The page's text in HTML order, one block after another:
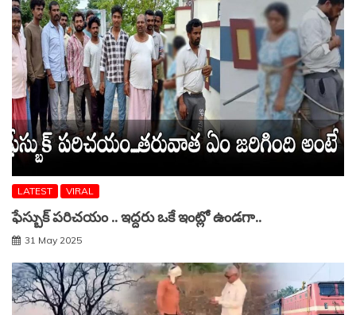
LATEST VIRAL
ఫేస్బుక్ పరిచయం .. ఇద్దరు ఒకే ఇంట్లో ఉండగా..
31 May 2025